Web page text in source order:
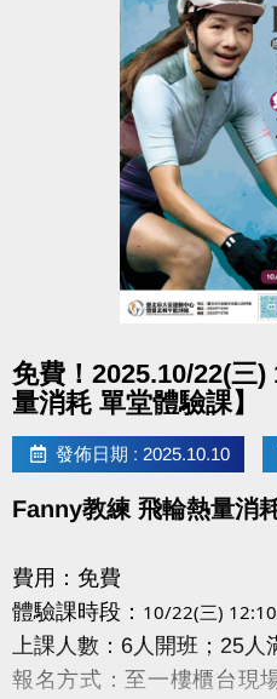
/ 10月單堂課程 /
現場報名10月單堂課程 買
點我查看 10月單堂課表(
/ 11-12月期課 /
10/16 ~ 10/31，現場報名
3人(含)以上報名同一門，
點我查看114-6課程簡章(
電話洽詢：(02)2377-0300
有氧瑜珈其他課程 分機
免費！2025.10/22(三
量消耗 單堂體驗課】
發佈日期 : 2025.10.10
Fanny教練 飛輪熱量消
費用：免費
體驗課時段： 10/22(三)
上課人數：6人開班；25人
報名方式：至一樓櫃台現